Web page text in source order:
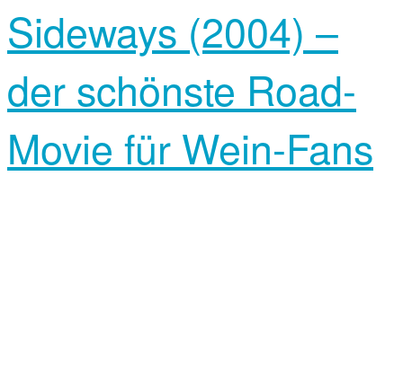
Sideways (2004) –
der schönste Road-
Movie für Wein-Fans